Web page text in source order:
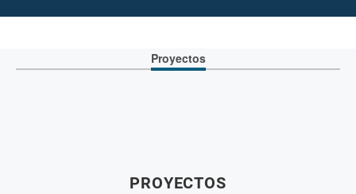
Proyectos
PROYECTOS